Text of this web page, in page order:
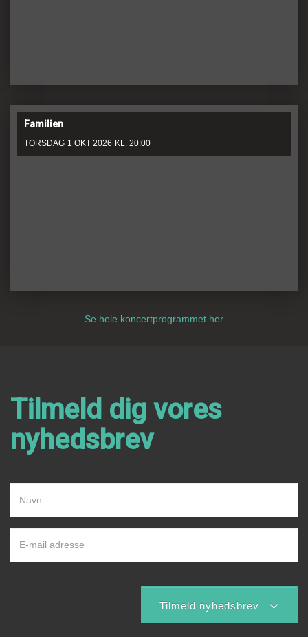
Familien
TORSDAG 1 OKT 2026 KL. 20:00
Se hele koncertprogrammet her
Tilmeld dig vores
nyhedsbrev
Tilmeld nyhedsbrev